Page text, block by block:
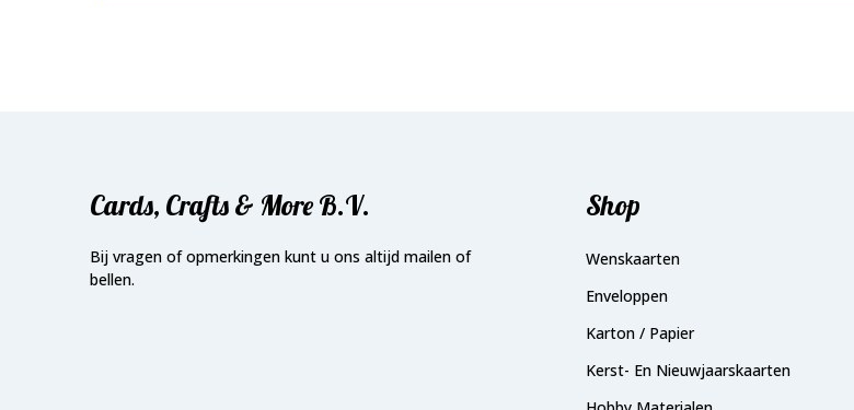
Cards, Crafts & More B.V.
Bij vragen of opmerkingen kunt u ons altijd mailen of
bellen.
Shop
Wenskaarten
Enveloppen
Karton / Papier
Kerst- En Nieuwjaarskaarten